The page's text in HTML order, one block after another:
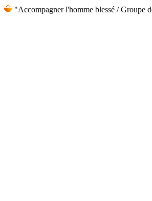
"Accompagner l'homme blessé / Groupe